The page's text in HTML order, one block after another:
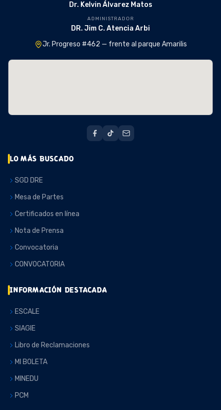
Dr. Kelvin Álvarez Matos
ADMINISTRADOR
DR. Jim C. Atencia Arbi
Jr. Progreso #462 — frente al parque Amarilis
LO MÁS BUSCADO
SGD DRE
Mesa de Partes
Certificados en línea
Nota de Prensa
Convocatoria
CONVOCATORIA
INFORMACIÓN DESTACADA
ESCALE
SIAGIE
Libro de Reclamaciones
MI BOLETA
MINEDU
PCM